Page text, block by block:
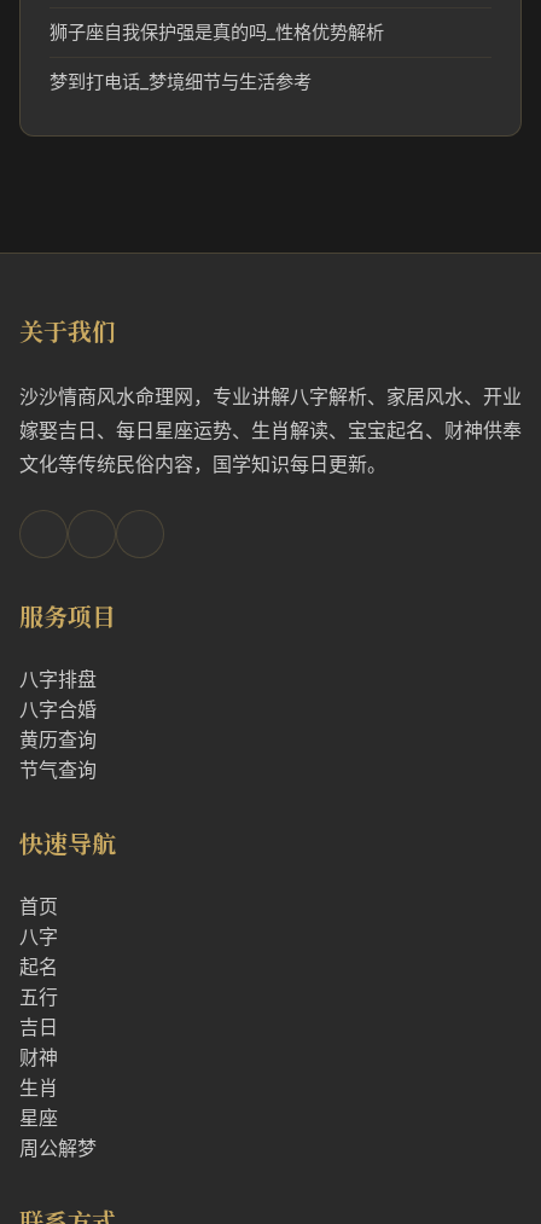
狮子座自我保护强是真的吗_性格优势解析
梦到打电话_梦境细节与生活参考
关于我们
沙沙情商风水命理网，专业讲解八字解析、家居风水、开业
嫁娶吉日、每日星座运势、生肖解读、宝宝起名、财神供奉
文化等传统民俗内容，国学知识每日更新。
服务项目
八字排盘
八字合婚
黄历查询
节气查询
快速导航
首页
八字
起名
五行
吉日
财神
生肖
星座
周公解梦